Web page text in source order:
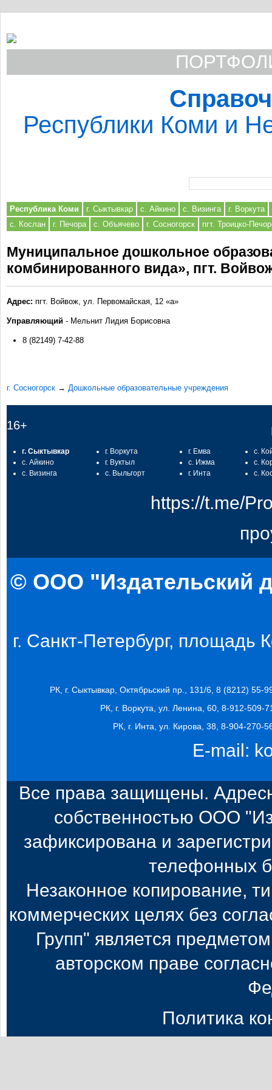
Республики Коми и
Республика Коми г. Сыктывкар с. Айкино с. Визинга
г. Воркута
с. Кослан
г. Печора с. Объячево г. Сосногорск пгт. Троицко-
Муниципальное дошкольное
комбинированного вида», пгт.
Адрес: пгт. Войвож, ул. Первомайская, 12 «а»
Управляющий - Мельнит Лидия Борисовна
8 (82149) 7-42-88
г. Сосногорск → Дошкольные образовательные учреждения
16+
г. Сыктывкар
с. Айкино
с. Визинга
г. Воркута
г. Вуктыл
с. Выльгорт
г. Емва
с. Ижма
г. Инта
с.
с.
с.
https://t.me/
© ООО "Издательский
г. Санкт-Петербург, площадь
РК, г. Сыктывкар, Октябрьский пр., 131/6, 8 (8212) 55-
РК, г. Воркута, ул. Ленина, 60, 8-912-509-
РК, г. Инта, ул. Кирова, 38, 8-904-270-
E-mail:
Все права защищены.
собственностью ООО
зафиксирована и
телефонных
Незаконное копирование,
коммерческих целях без
Групп" является
авторском праве
Политика